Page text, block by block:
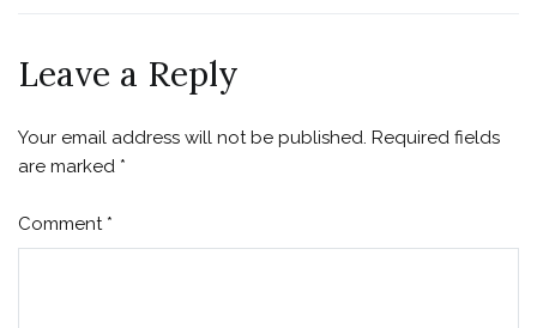
Leave a Reply
Your email address will not be published. Required fields
are marked *
Comment *